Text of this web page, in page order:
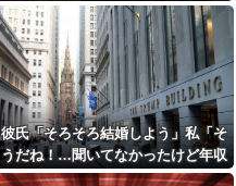
昨日の元旦に義実家に集まっ
た際に、私実家にいつ行こうか
って相談していたら義弟嫁が行
きたいと言い出した。私「なん
で？餅好きなの？」義弟嫁「」
←信じられない理由だっ
た・・・
義弟嫁「将来は実家のお金で
家を買う予定なの」私「え？う
ちの実家の？」→勝手な人生設
計を聞かされ絶句して…
いいよ」→後日、友人のSNSを見
て…
彼氏「そろそろ結婚しよう」私「そ
うだね！…聞いてなかったけど年収
とかって聞いてもいい？」彼氏「2